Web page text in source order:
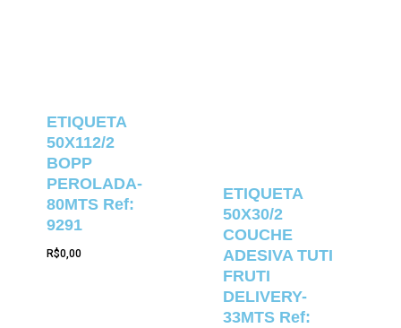
ETIQUETA
50X112/2
BOPP
PEROLADA-
80MTS Ref:
9291
R$0,00
ETIQUETA
50X30/2
COUCHE
ADESIVA TUTI
FRUTI
DELIVERY-
33MTS Ref: